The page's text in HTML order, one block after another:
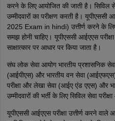
करने के लिए आयोजित की जाती है। सिविल
उम्मीदवारों का परीक्षण करती है।
2025 Exam in hindi) उत्तीर्ण करने के
समझ होनी चाहिए। यूपीएससी आईएएस
साक्षात्कार पर आधार पर किया जाता है।
संघ लोक सेवा आयोग भारतीय प्रशासनिक
(आईपीएस) और भारतीय वन सेवा
परीक्षा और लेखा सेवा (आईए एंड एएस) और
उम्मीदवारों की भर्ती के लिए सिविल सेवा
यूपीएससी आईएएस परीक्षा उत्तीर्ण करने